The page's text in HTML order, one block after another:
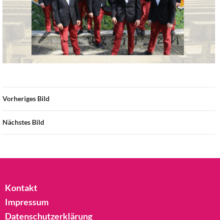
Vorheriges Bild
Nächstes Bild
Kontakt
Impressum
Datenschutzerklärung